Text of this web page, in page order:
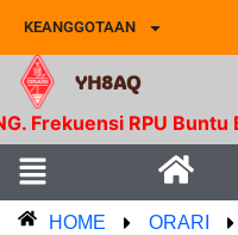
KEANGGOTAAN
YH8AQ
RPU Buntu
HOME
ORARI